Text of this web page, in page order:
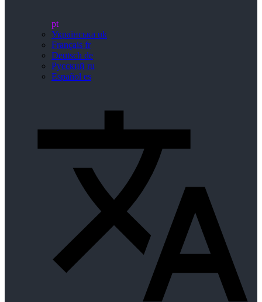
pt
Українська uk
Français fr
Deutsch de
Русский ru
Español es